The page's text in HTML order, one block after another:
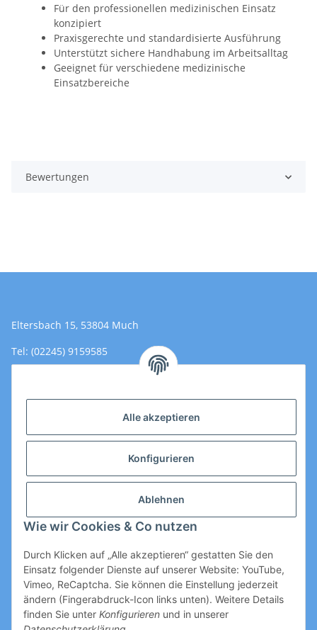
Alle akzeptieren
Konfigurieren
Ablehnen
Wie wir Cookies & Co nutzen
Durch Klicken auf „Alle akzeptieren“ gestatten Sie den
Einsatz folgender Dienste auf unserer Website: YouTube,
Vimeo, ReCaptcha. Sie können die Einstellung jederzeit
ändern (Fingerabdruck-Icon links unten). Weitere Details
finden Sie unter Konfigurieren und in unserer
Für den professionellen medizinischen Einsatz
konzipiert
Praxisgerechte und standardisierte Ausführung
Unterstützt sichere Handhabung im Arbeitsalltag
Geeignet für verschiedene medizinische
Einsatzbereiche
Bewertungen
Eltersbach 15, 53804 Much
Tel: (02245) 9159585
Email: Kontakt@toromedical.de
Öffnungszeiten (Mo-Fr.) 8:00 - 17:00
Vertrag widerrufen